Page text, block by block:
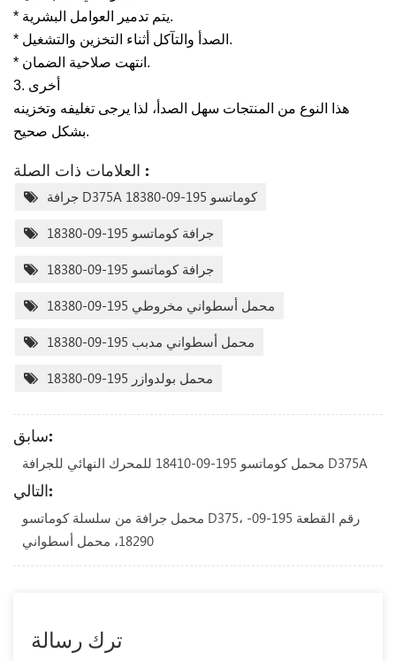
* يتم تدمير العوامل البشرية.
* الصدأ والتآكل أثناء التخزين والتشغيل.
* انتهت صلاحية الضمان.
3. أخرى
هذا النوع من المنتجات سهل الصدأ، لذا يرجى تغليفه وتخزينه
بشكل صحيح.
العلامات ذات الصلة :
جرافة D375A كوماتسو 195-09-18380
جرافة كوماتسو 195-09-18380
جرافة كوماتسو 195-09-18380
محمل أسطواني مخروطي 195-09-18380
محمل أسطواني مدبب 195-09-18380
محمل بولدوازر 195-09-18380
سابق:
محمل كوماتسو 195-09-18410 للمحرك النهائي للجرافة D375A
التالي:
محمل جرافة من سلسلة كوماتسو D375، رقم القطعة 195-09-
18290، محمل أسطواني
ترك رسالة